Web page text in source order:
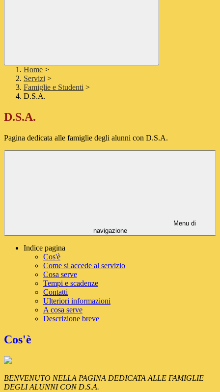
Home >
Servizi >
Famiglie e Studenti >
D.S.A.
D.S.A.
Pagina dedicata alle famiglie degli alunni con D.S.A.
Menu di
navigazione
Indice pagina
Cos'è
Come si accede al servizio
Cosa serve
Tempi e scadenze
Contatti
Ulteriori informazioni
A cosa serve
Descrizione breve
Cos'è
BENVENUTO NELLA PAGINA DEDICATA ALLE FAMIGLIE
DEGLI ALUNNI CON D.S.A.